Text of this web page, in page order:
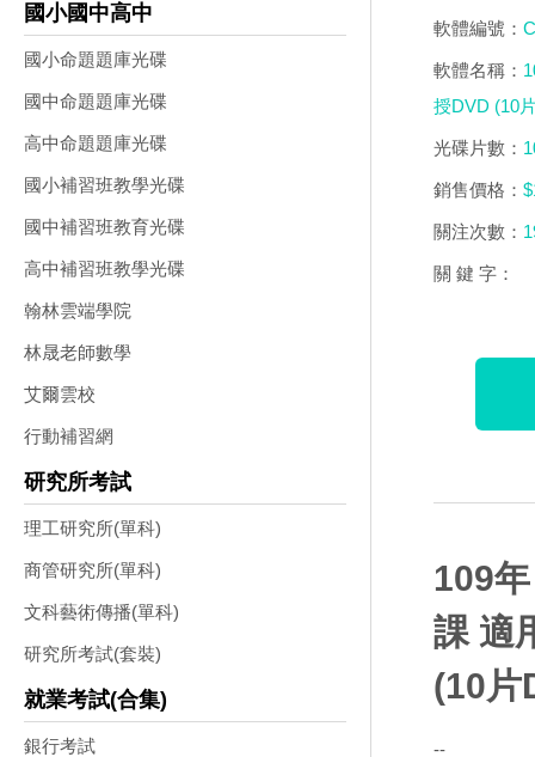
國小國中高中
國小命題題庫光碟
國中命題題庫光碟
高中命題題庫光碟
國小補習班教學光碟
國中補習班教育光碟
高中補習班教學光碟
翰林雲端學院
林晟老師數學
艾爾雲校
行動補習網
研究所考試
理工研究所(單科)
商管研究所(單科)
文科藝術傳播(單科)
研究所考試(套裝)
就業考試(合集)
銀行考試
軟體編號：
軟體名稱：
授DVD (10
光碟片數：
銷售價格：
關注次數：
關 鍵 字：
109
課 適
(10片
--